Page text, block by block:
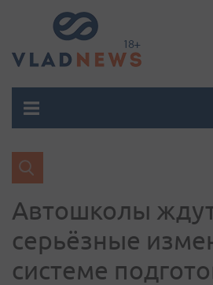
Автошколы
серьёзные
системе